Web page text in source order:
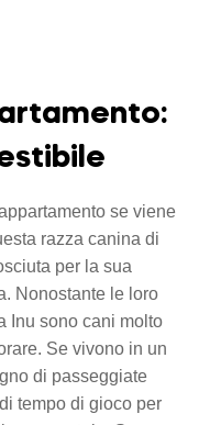
se viene
razza canina di
per la sua
Nonostante le loro
Inu sono cani molto
Se vivono in un
di passeggiate
tempo di gioco per